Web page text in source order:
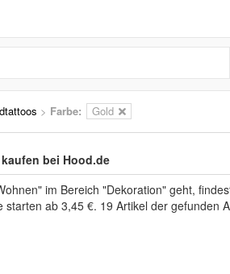
> Farbe: Gold
bei Hood.de
im Bereich "Dekoration" geht,
starten ab 3,45 €. 19 Artikel der gefunden